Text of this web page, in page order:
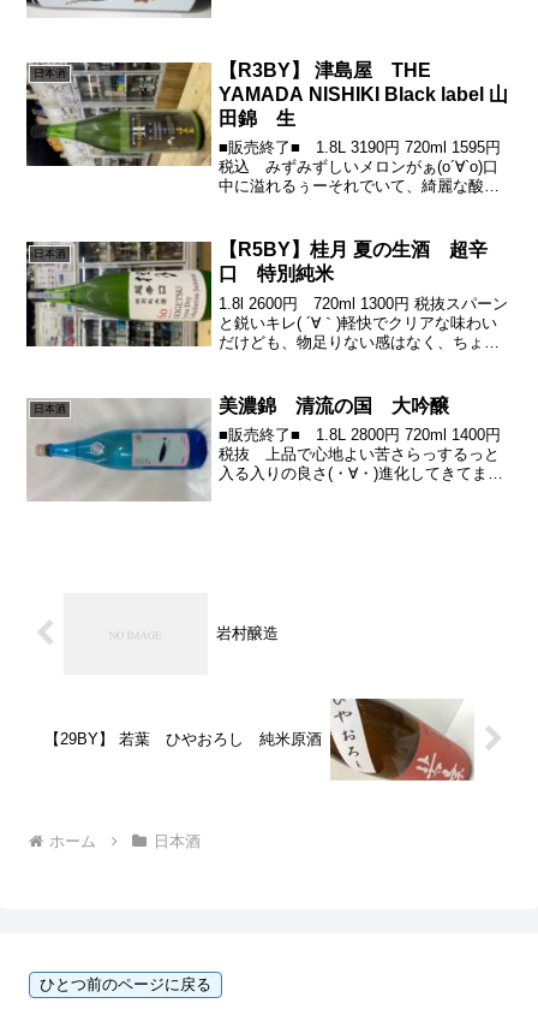
日本酒
【R3BY】 津島屋 THE
YAMADA NISHIKI Black label 山
田錦 生
■販売終了■ 1.8L 3190円 720ml 1595円
税込 みずみずしいメロンがぁ(о´∀`о)口
中に溢れるぅーそれでいて、綺麗な酸が
×7号酵母。今年も...
日本酒
【R5BY】桂月 夏の生酒 超辛
口 特別純米
1.8l 2600円 720ml 1300円 税抜スパーン
と鋭いキレ( ´∀｀)軽快でクリアな味わい
だけども、物足りない感はなく、ちょう
ムですぞっ蔵元hpより期...
日本酒 美濃錦 清流の国 大吟醸
■販売終了■ 1.8L 2800円 720ml 1400円
税抜 上品で心地よい苦さらっするっと
入る入りの良さ(・∀・)進化してきてま
岩村醸造
【29BY】 若葉 ひやおろし 純米原酒
ホーム 日本酒